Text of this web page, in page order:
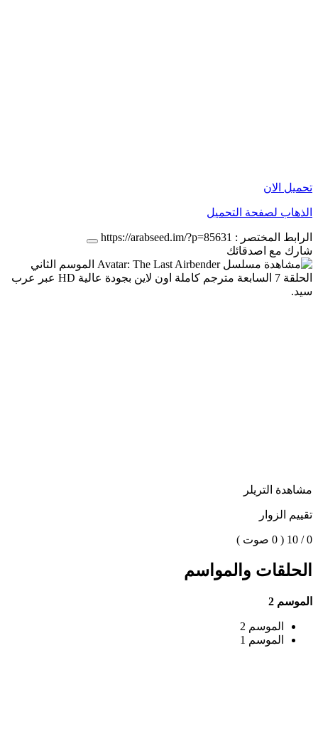
تحميل الان
الذهاب لصفحة التحميل
الرابط المختصر : https://arabseed.im/?p=85631
شارك مع اصدقائك
مشاهدة التريلر
تقييم الزوار
0 / 10 ( 0 صوت )
الحلقات والمواسم
الموسم 2
الموسم 2
الموسم 1